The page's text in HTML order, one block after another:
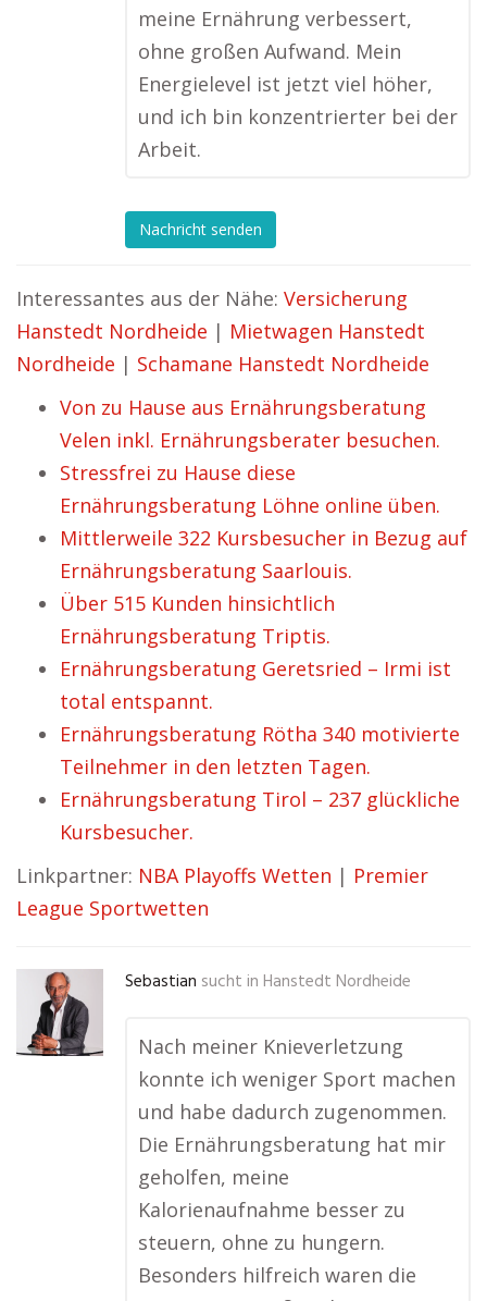
meine Ernährung verbessert,
ohne großen Aufwand. Mein
Energielevel ist jetzt viel höher,
und ich bin konzentrierter bei der
Arbeit.
Nachricht senden
Interessantes aus der Nähe: Versicherung
Hanstedt Nordheide | Mietwagen Hanstedt
Nordheide | Schamane Hanstedt Nordheide
Von zu Hause aus Ernährungsberatung
Velen inkl. Ernährungsberater besuchen.
Stressfrei zu Hause diese
Ernährungsberatung Löhne online üben.
Mittlerweile 322 Kursbesucher in Bezug auf
Ernährungsberatung Saarlouis.
Über 515 Kunden hinsichtlich
Ernährungsberatung Triptis.
Ernährungsberatung Geretsried – Irmi ist
total entspannt.
Ernährungsberatung Rötha 340 motivierte
Teilnehmer in den letzten Tagen.
Ernährungsberatung Tirol – 237 glückliche
Kursbesucher.
Linkpartner: NBA Playoffs Wetten | Premier
League Sportwetten
Sebastian sucht in Hanstedt Nordheide
Nach meiner Knieverletzung
konnte ich weniger Sport machen
und habe dadurch zugenommen.
Die Ernährungsberatung hat mir
geholfen, meine
Kalorienaufnahme besser zu
steuern, ohne zu hungern.
Besonders hilfreich waren die